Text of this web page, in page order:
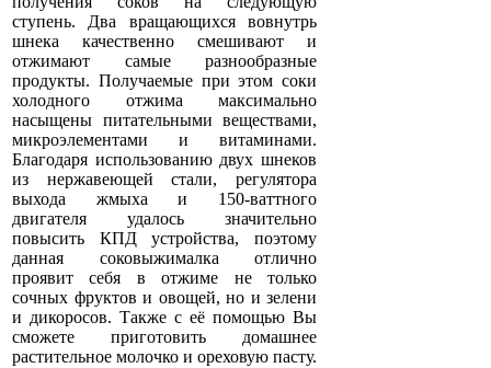
ступень. Два вращающихся вовнутрь
шнека качественно смешивают и
отжимают самые разнообразные
продукты. Получаемые при этом соки
холодного отжима максимально
насыщены питательными веществами,
микроэлементами и витаминами.
Благодаря использованию двух шнеков
из нержавеющей стали, регулятора
выхода жмыха и 150-ваттного
двигателя удалось значительно
повысить КПД устройства, поэтому
данная соковыжималка отлично
проявит себя в отжиме не только
сочных фруктов и овощей, но и зелени
и дикоросов. Также с её помощью Вы
сможете приготовить домашнее
растительное молочко и ореховую пасту.